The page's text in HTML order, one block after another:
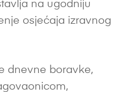
na ugodniju
osjećaja izravnog
dnevne boravke,